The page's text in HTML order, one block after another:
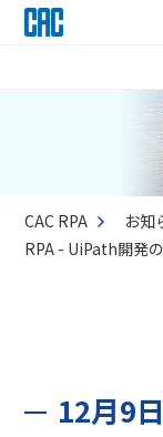
CAC RPA お知
RPA - UiPath開発
12月9